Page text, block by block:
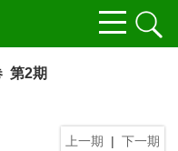
第2期
上一期 | 下一期